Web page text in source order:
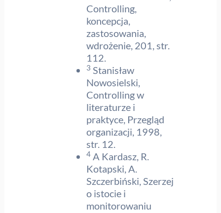
Controlling,
koncepcja,
zastosowania,
wdrożenie, 201, str.
112.
3 Stanisław
Nowosielski,
Controlling w
literaturze i
praktyce, Przegląd
organizacji, 1998,
str. 12.
4 A Kardasz, R.
Kotapski, A.
Szczerbiński, Szerzej
o istocie i
monitorowaniu